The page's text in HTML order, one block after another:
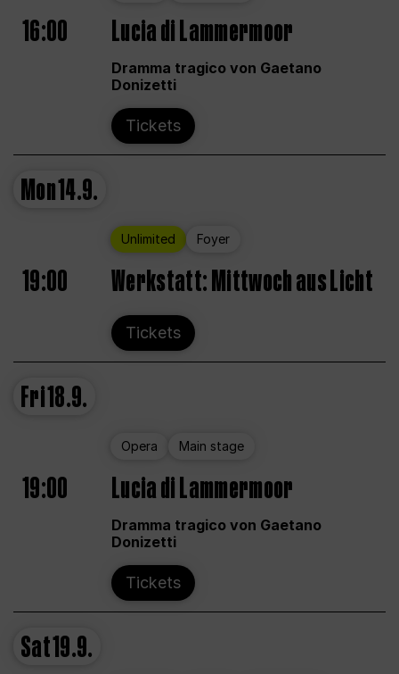
16:00 Lucia di Lammermoor
Dramma tragico von Gaetano
Donizetti
Tickets
Mon14.9.
Unlimited Foyer
19:00 Werkstatt: Mittwoch aus Licht
Tickets
Fri18.9.
Opera Main stage
19:00 Lucia di Lammermoor
Dramma tragico von Gaetano
Donizetti
Tickets
Sat19.9.